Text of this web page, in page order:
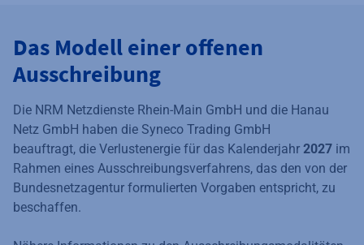
Das Modell einer offenen
Ausschreibung
Die NRM Netzdienste Rhein-Main GmbH und die Hanau
Netz GmbH haben die Syneco Trading GmbH
beauftragt, die Verlustenergie für das Kalenderjahr 2027 im
Rahmen eines Ausschreibungsverfahrens, das den von der
Bundesnetzagentur formulierten Vorgaben entspricht, zu
beschaffen.